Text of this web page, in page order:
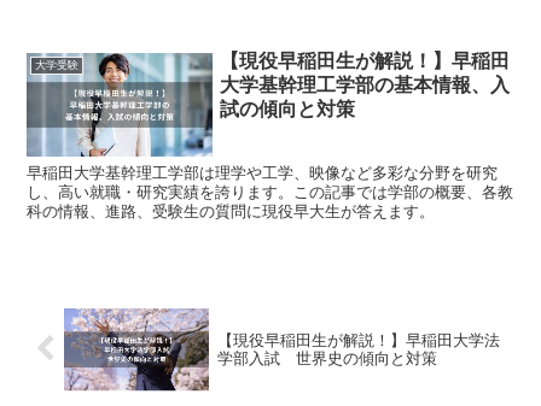
大学受験
【現役早稲田生が解説！】早稲田
大学基幹理工学部の基本情報、入
試の傾向と対策
早稲田大学基幹理工学部は理学や工学、映像など多彩な分野を研究
し、高い就職・研究実績を誇ります。この記事では学部の概要、各教
科の情報、進路、受験生の質問に現役早大生が答えます。
【現役早稲田生が解説！】早稲田大学法
学部入試 世界史の傾向と対策